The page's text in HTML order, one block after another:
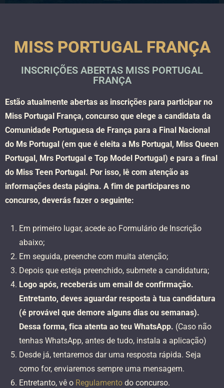
MISS PORTUGAL FRANÇA
INSCRIÇÕES ABERTAS MISS PORTUGAL
FRANÇA
Estão atualmente abertas as inscrições para participar no
Miss Portugal França, concurso que elege a candidata da
Comunidade Portuguesa de França para a Final Nacional
do Ms Portugal (em que é eleita a Ms Portugal, Miss Queen
Portugal, Mrs Portugal e Top Model Portugal) e para a final
do Miss Teen Portugal. Por isso, lê com atenção as
informações desta página. A fim de participares no
concurso, deverás fazer o seguinte:
Em primeiro lugar, acede ao Formulário de Inscrição
abaixo;
Em seguida, preenche com muita atenção;
Depois que esteja preenchido, submete a candidatura;
Logo após, receberás um email de confirmação.
Entretanto, deves aguardar resposta à tua candidatura
(é provável que demore alguns dias ou semanas).
Dessa forma, fica atenta ao teu WhatsApp. (Caso não
tenhas WhatsApp, antes de tudo, instala a aplicação)
Desde já, tentaremos dar uma resposta rápida. Seja
como for, enviaremos sempre uma mensagem.
Entretanto, vê o Regulamento do concurso.